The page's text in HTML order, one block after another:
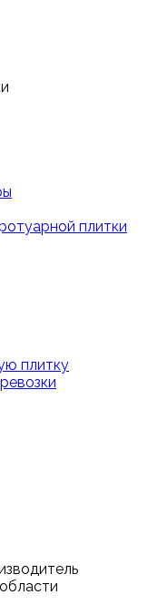
плитки
плитку